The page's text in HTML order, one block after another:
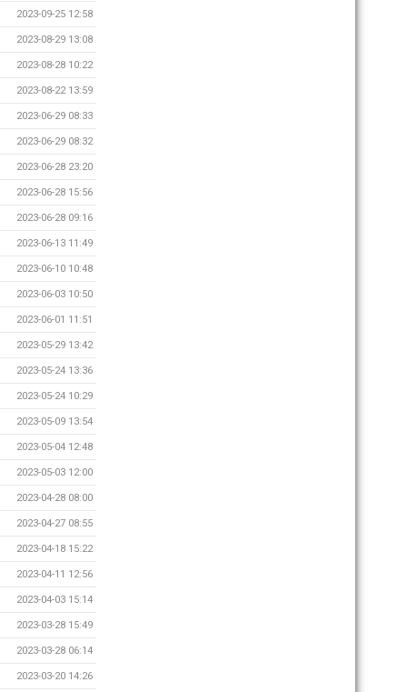
2023-09-25 12:58
2023-08-29 13:08
2023-08-28 10:22
2023-08-22 13:59
2023-06-29 08:33
2023-06-29 08:32
2023-06-28 23:20
2023-06-28 15:56
2023-06-28 09:16
2023-06-13 11:49
2023-06-10 10:48
2023-06-03 10:50
2023-06-01 11:51
2023-05-29 13:42
2023-05-24 13:36
2023-05-24 10:29
2023-05-09 13:54
2023-05-04 12:48
2023-05-03 12:00
2023-04-28 08:00
2023-04-27 08:55
2023-04-18 15:22
2023-04-11 12:56
2023-04-03 15:14
2023-03-28 15:49
2023-03-28 06:14
2023-03-20 14:26